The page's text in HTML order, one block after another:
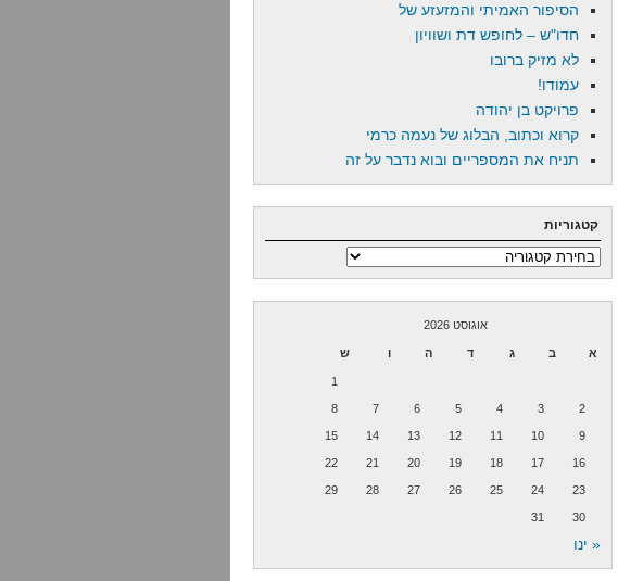
הסיפור האמיתי והמזעזע של
חדו"ש – לחופש דת ושוויון
לא מזיק ברובו
עמודו!
פרויקט בן יהודה
קרוא וכתוב, הבלוג של נעמה כרמי
תניח את המספריים ובוא נדבר על זה
קטגוריות
קטגוריות
אוגוסט 2026
א ב ג ד ה ו ש
1
2
3
4
5
6
7
8
9
10
11
12
13
14
15
16
17
18
19
20
21
22
23
24
25
26
27
28
29
30
31
« ינו